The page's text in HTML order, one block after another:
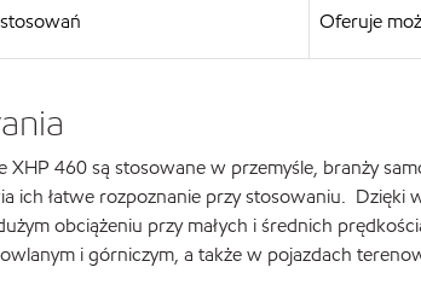
Oferuje
XHP 460 są stosowane w przemyśle, branży
ich łatwe rozpoznanie przy stosowaniu. Dzięki
obciążeniu przy małych i średnich
i górniczym, a także w pojazdach